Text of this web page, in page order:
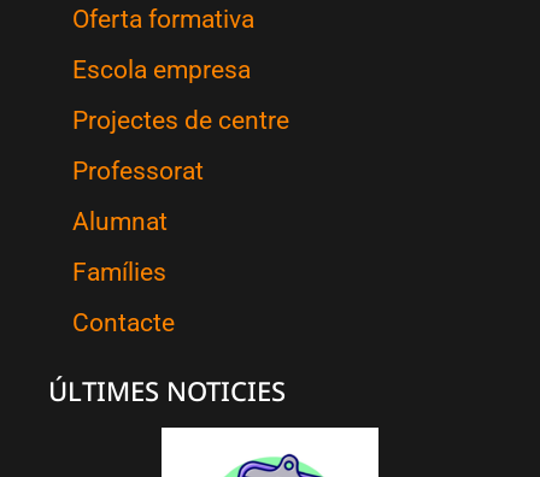
Oferta formativa
Escola empresa
Projectes de centre
Professorat
Alumnat
Famílies
Contacte
ÚLTIMES NOTICIES